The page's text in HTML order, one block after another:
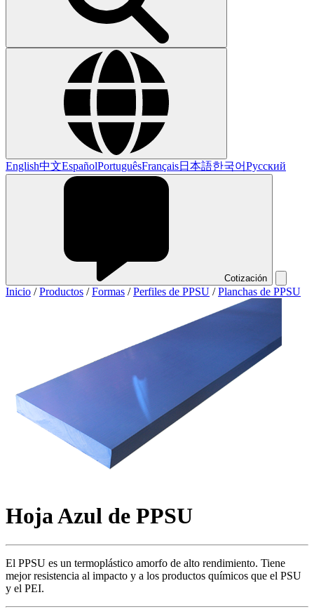
English中文EspañolPortuguêsFrançais日本語한국어Русский
Cotización
Inicio /Productos /Formas /Perfiles de PPSU /Planchas de PPSU
Hoja Azul de PPSU
El PPSU es un termoplástico amorfo de alto rendimiento. Tiene
mejor resistencia al impacto y a los productos químicos que el PSU
y el PEI.